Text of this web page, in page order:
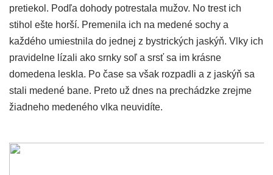
pretiekol. Podľa dohody potrestala mužov. No trest ich
stihol ešte horší. Premenila ich na medené sochy a
každého umiestnila do jednej z bystrických jaskýň. Vlky ich
pravidelne lízali ako srnky soľ a srsť sa im krásne
domedena leskla. Po čase sa však rozpadli a z jaskýň sa
stali medené bane. Preto už dnes na prechádzke zrejme
žiadneho medeného vlka neuvidíte.